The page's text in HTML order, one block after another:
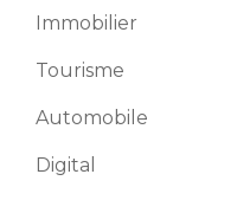
Immobilier
Tourisme
Automobile
Digital